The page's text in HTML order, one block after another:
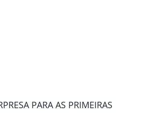
PARA AS PRIMEIRAS